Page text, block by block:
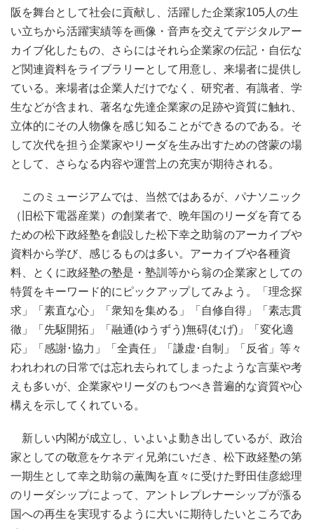
阪を舞台として社会に貢献し、活躍した企業家105人の生
い立ちから活躍実績等を画像・音声を交えてデジタルアー
カイブ化したもの、さらにはそれら企業家の伝記・自伝な
ど関連資料をライブラリーとして用意し、来場者に提供し
ている。来場者は企業人だけでなく、研究者、有識者、学
生などが含まれ、著名な先達企業家の足跡や資質に触れ、
立体的にその人物像を感じ知ることができるのである。そ
して次代を担う企業家やリーダを生み出すための啓蒙の場
として、さらなる内容や運営上の充実が期待される。
このミュージアムでは、当然ではあるが、パナソニック
（旧松下電器産業）の創業者で、晩年国のリーダを育てる
ための松下政経塾を創設した松下幸之助翁のアーカイブや
資料から学び、感じるものは多い。アーカイブや各種資
料、とくに政経塾の塾是・塾訓等から翁の企業家としての
特質をキーワード的にピックアップしてみよう。「理念探
求」「素直な心」「衆知を集める」「自修自得」「素志貫
徹」「先駆開拓」「融通(ゆうずう)無碍(むげ)」「変化適
応」「感謝･協力」「全責任」「謙虚･自制」「反省」等々
われわれの日常では忘れ去られてしまったような言葉や考
えも多いが、企業家やリーダのもつべき普遍的な資質や心
構えを示してくれている。
新しい内閣が成立し、いよいよ動き出しているが、政治
家としての敬意をケネディ兄弟にいだき、松下政経塾の第
一期生として幸之助翁の薫陶を直々に受けた野田佳彦総理
のリーダシップによって、アントレプレナーシップが漲る
国への再生を実現するように大いに期待したいところであ